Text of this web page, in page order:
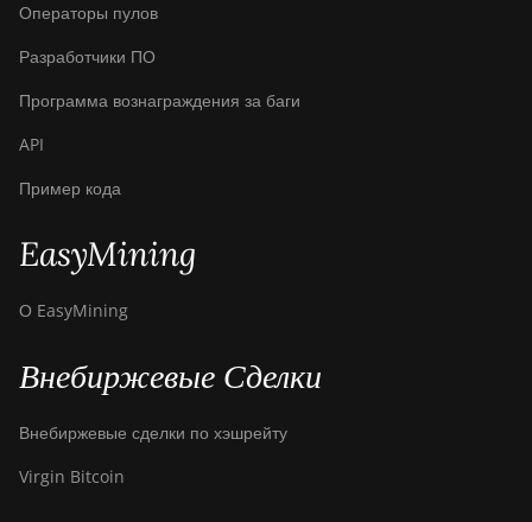
Операторы пулов
Разработчики ПО
Программа вознаграждения за баги
API
Пример кода
EasyMining
О EasyMining
Внебиржевые Сделки
Внебиржевые сделки по хэшрейту
Virgin Bitcoin